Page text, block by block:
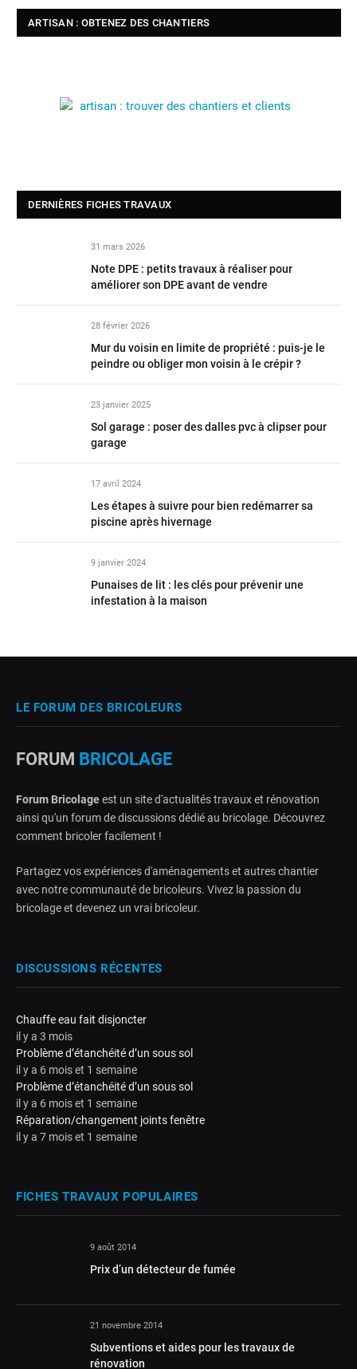
ARTISAN : OBTENEZ DES CHANTIERS
DERNIÈRES FICHES TRAVAUX
31 mars 2026
Note DPE : petits travaux à réaliser pour
améliorer son DPE avant de vendre
28 février 2026
Mur du voisin en limite de propriété : puis-je le
peindre ou obliger mon voisin à le crépir ?
23 janvier 2025
Sol garage : poser des dalles pvc à clipser pour
garage
17 avril 2024
Les étapes à suivre pour bien redémarrer sa
piscine après hivernage
9 janvier 2024
Punaises de lit : les clés pour prévenir une
infestation à la maison
LE FORUM DES BRICOLEURS
FORUM BRICOLAGE
Forum Bricolageest un site d'actualités travaux et rénovation
ainsi qu'un forum de discussions dédié au bricolage. Découvrez
comment bricoler facilement !
Partagez vos expériences d'aménagements et autres chantier
avec notre communauté de bricoleurs. Vivez la passion du
bricolage et devenez un vrai bricoleur.
DISCUSSIONS RÉCENTES
Chauffe eau fait disjoncter
il y a 3 mois
Problème d’étanchéité d’un sous sol
il y a 6 mois et 1 semaine
Problème d’étanchéité d’un sous sol
il y a 6 mois et 1 semaine
Réparation/changement joints fenêtre
il y a 7 mois et 1 semaine
FICHES TRAVAUX POPULAIRES
9 août 2014
Prix d’un détecteur de fumée
21 novembre 2014
Subventions et aides pour les travaux de
rénovation